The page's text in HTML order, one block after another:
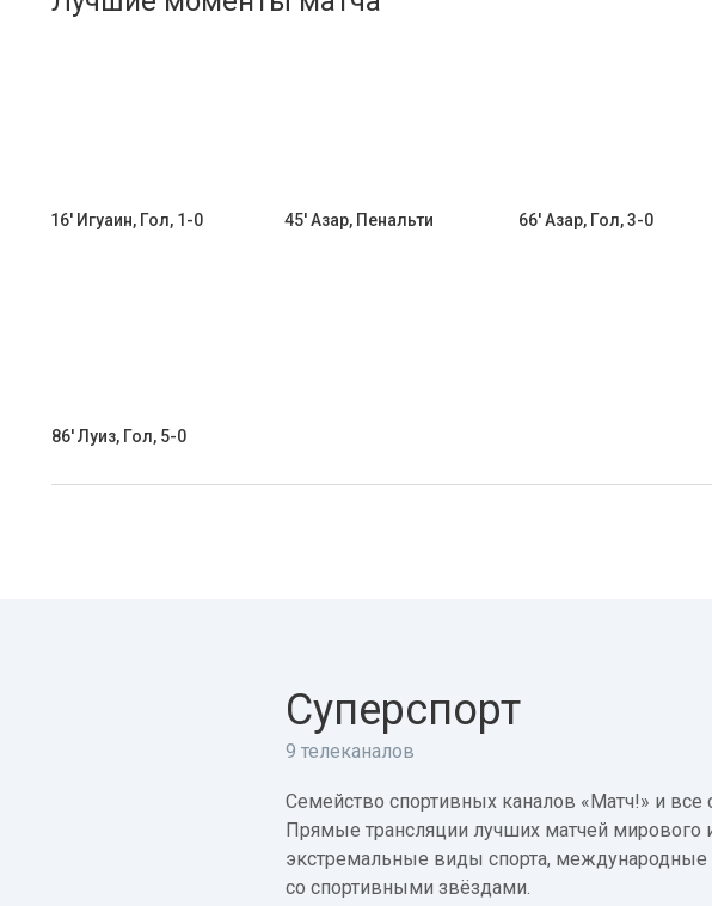
16' Игуаин, Гол, 1-0 45' Азар, Пенальти 66' Азар, Гол, 3-0
86' Луиз, Гол, 5-0
Суперспорт
9 телеканалов
Семейство спортивных каналов «Матч!» и все
Прямые трансляции лучших матчей мирового
экстремальные виды спорта, международные
со спортивными звёздами.